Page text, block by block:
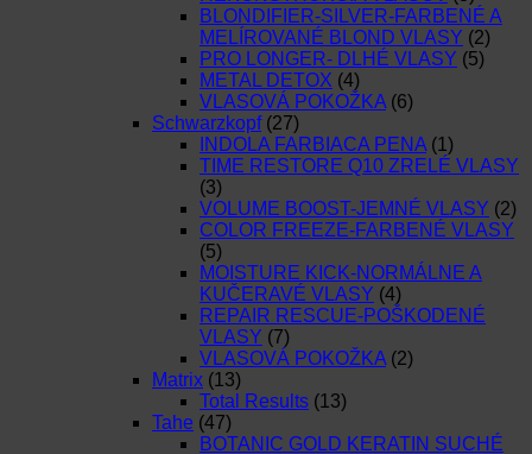
BLONDIFIER-SILVER-FARBENÉ A
MELÍROVANÉ BLOND VLASY (2)
PRO LONGER- DLHÉ VLASY (5)
METAL DETOX (4)
VLASOVÁ POKOŽKA (6)
Schwarzkopf (27)
INDOLA FARBIACA PENA (1)
TIME RESTORE Q10 ZRELÉ VLASY
(3)
VOLUME BOOST-JEMNÉ VLASY (2)
COLOR FREEZE-FARBENÉ VLASY
(5)
MOISTURE KICK-NORMÁLNE A
KUČERAVÉ VLASY (4)
REPAIR RESCUE-POŠKODENÉ
VLASY (7)
VLASOVÁ POKOŽKA (2)
Matrix (13)
Total Results (13)
Tahe (47)
BOTANIC GOLD KERATIN SUCHÉ